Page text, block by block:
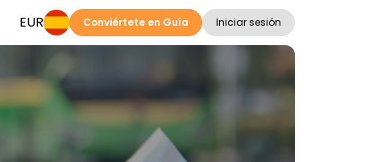
EUR Conviértete en Guía Iniciar sesión